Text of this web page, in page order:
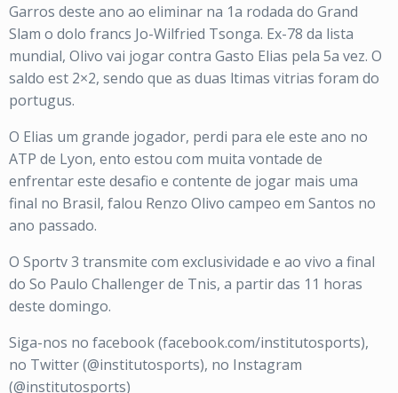
Garros deste ano ao eliminar na 1a rodada do Grand
Slam o dolo francs Jo-Wilfried Tsonga. Ex-78 da lista
mundial, Olivo vai jogar contra Gasto Elias pela 5a vez. O
saldo est 2×2, sendo que as duas ltimas vitrias foram do
portugus.
O Elias um grande jogador, perdi para ele este ano no
ATP de Lyon, ento estou com muita vontade de
enfrentar este desafio e contente de jogar mais uma
final no Brasil, falou Renzo Olivo campeo em Santos no
ano passado.
O Sportv 3 transmite com exclusividade e ao vivo a final
do So Paulo Challenger de Tnis, a partir das 11 horas
deste domingo.
Siga-nos no facebook (facebook.com/institutosports),
no Twitter (@institutosports), no Instagram
(@institutosports)